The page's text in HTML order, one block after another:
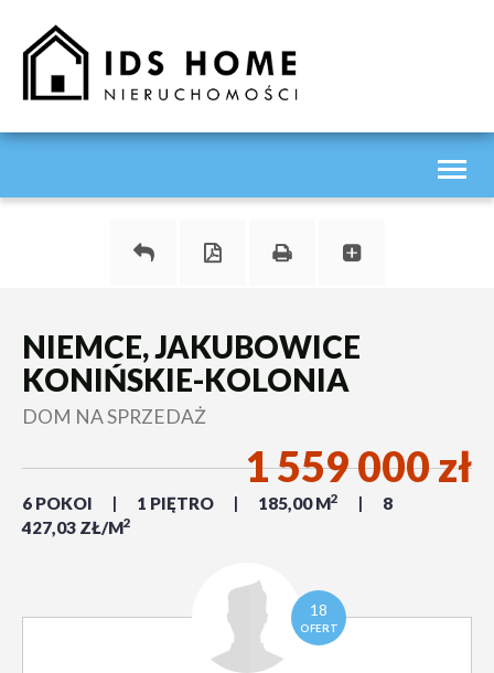
NIEMCE, JAKUBOWICE
KONIŃSKIE-KOLONIA
DOM NA SPRZEDAŻ
6 POKOI 1 PIĘTRO 185,00 M2
8
427,03 ZŁ/M2
1 559 000 zł
18
OFERT